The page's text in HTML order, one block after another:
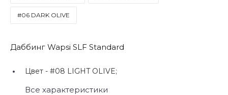
#06 DARK OLIVE
Даббинг Wapsi SLF Standard
Цвет - #08 LIGHT OLIVE;
Все характеристики